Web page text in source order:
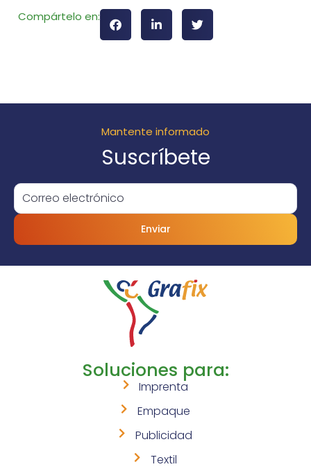
Compártelo en:
Mantente informado
Suscríbete
Enviar
Soluciones para:
Imprenta
Empaque
Publicidad
Textil